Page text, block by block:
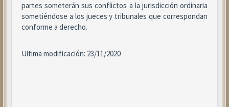
partes someterán sus conflictos a la jurisdicción ordinaria
sometiéndose a los jueces y tribunales que correspondan
conforme a derecho.
Ultima modificación: 23/11/2020